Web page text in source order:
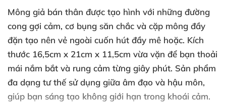
Mông giả bán thân được tạo hình với những đường
cong gợi cảm, cơ bụng săn chắc và cặp mông đầy
đặn tạo nên vẻ ngoài cuốn hút đầy mê hoặc. Kích
thước 16,5cm x 21cm x 11,5cm vừa vặn để bạn thoải
mái nắm bắt và rung cảm từng giây phút. Sản phẩm
đa dạng tư thế sử dụng giữa âm đạo và hậu môn,
giúp bạn sáng tạo không giới hạn trong khoái cảm.